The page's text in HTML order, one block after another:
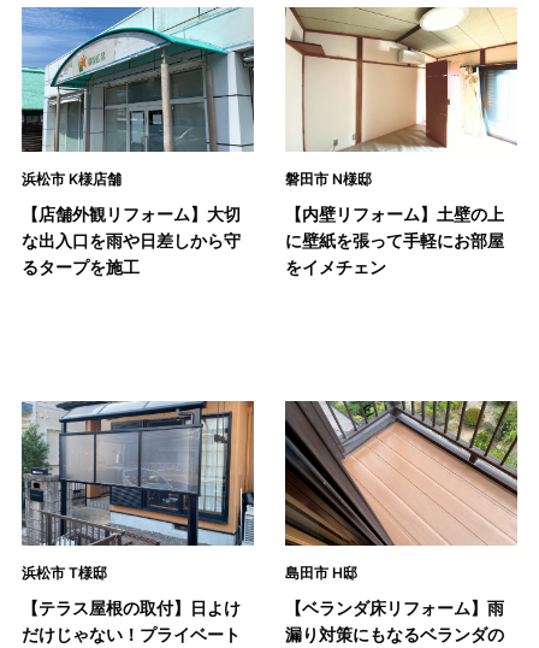
浜松市 K様店舗
【店舗外観リフォーム】大切
な出入口を雨や日差しから守
るタープを施工
磐田市 N様邸
【内壁リフォーム】土壁の上
に壁紙を張って手軽にお部屋
をイメチェン
浜松市 T様邸
【テラス屋根の取付】日よけ
だけじゃない！プライベート
島田市 H邸
【ベランダ床リフォーム】雨
漏り対策にもなるベランダの